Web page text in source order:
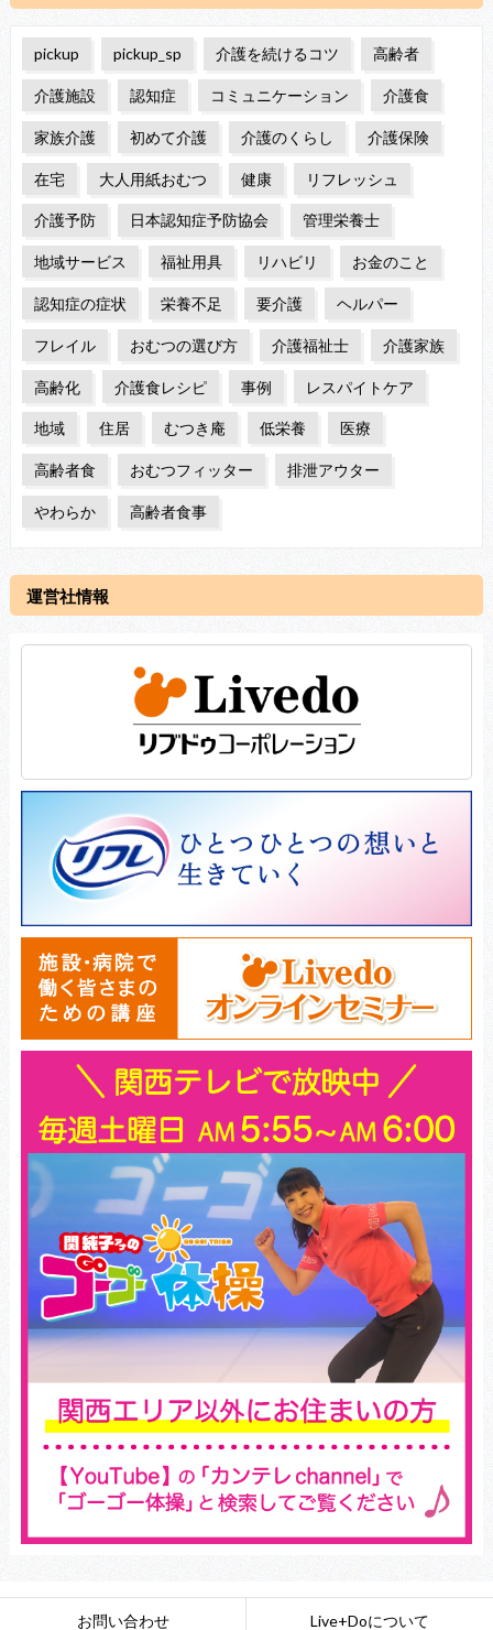
pickup pickup_sp 介護を続けるコツ 高齢者
介護施設 認知症 コミュニケーション 介護食
家族介護 初めて介護 介護のくらし 介護保険
在宅 大人用紙おむつ 健康 リフレッシュ
介護予防 日本認知症予防協会 管理栄養士
地域サービス 福祉用具 リハビリ お金のこと
認知症の症状 栄養不足 要介護 ヘルパー
フレイル おむつの選び方 介護福祉士 介護家族
高齢化 介護食レシピ 事例 レスパイトケア
地域 住居 むつき庵 低栄養 医療
高齢者食 おむつフィッター 排泄アウター
やわらか 高齢者食事
運営社情報
お問い合わせ Live+Doについて